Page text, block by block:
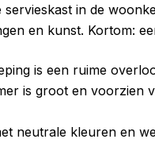
servieskast in de
en kunst. Kortom:
is een ruime
is groot en voorzien
neutrale kleuren en